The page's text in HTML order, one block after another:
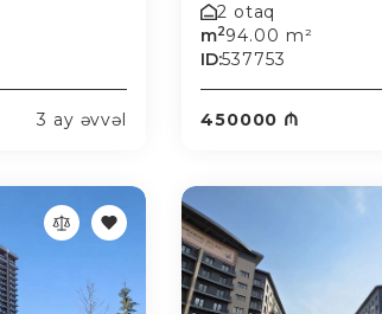
3 ay əvvəl
2 otaq
m294.00 m²
ID:537753
450000 ₼